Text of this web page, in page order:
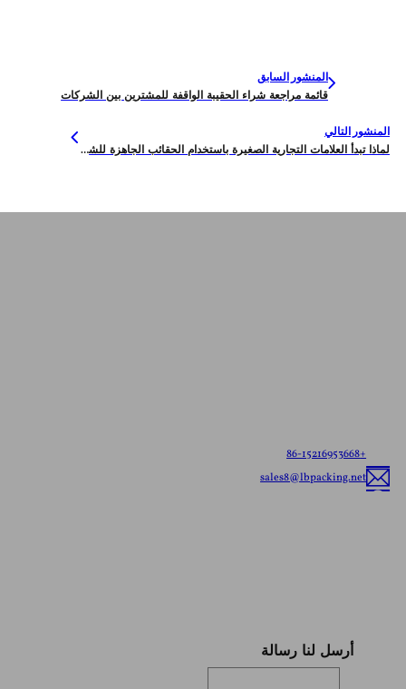
المنشور السابق
قائمة مراجعة شراء الحقيبة الواقفة للمشترين بين الشركات
المنشور التالي لماذا تبدأ العلامات التجارية الصغيرة باستخدام الحقائب الجاهزة للشحن
+86-15216953668
sales8@lbpacking.net
أرسل لنا رسالة